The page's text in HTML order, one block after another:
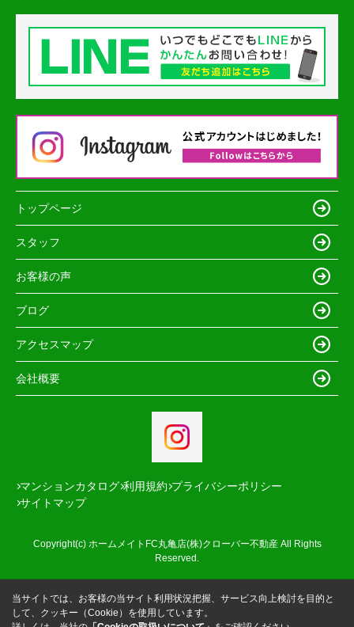
トップページ
スタッフ
お客様の声
ブログ
アクセスマップ
会社概要
マンションカタログ 利用規約 プライバシーポリシー
サイトマップ
Copyright(c) ホームメイトFC丸亀店(株)クローバー不動産 All Rights
Reserved.
当サイトでは、お客様の当サイト利用状況把握、サービス向上検討を目的と
して、クッキー（Cookie）を使用しています。